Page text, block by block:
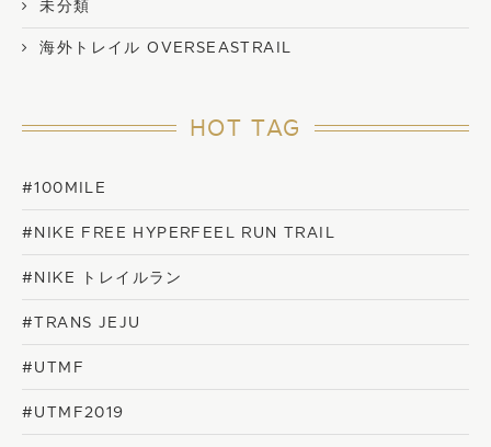
未分類
海外トレイル OVERSEASTRAIL
HOT TAG
#100MILE
#NIKE FREE HYPERFEEL RUN TRAIL
#NIKE トレイルラン
#TRANS JEJU
#UTMF
#UTMF2019